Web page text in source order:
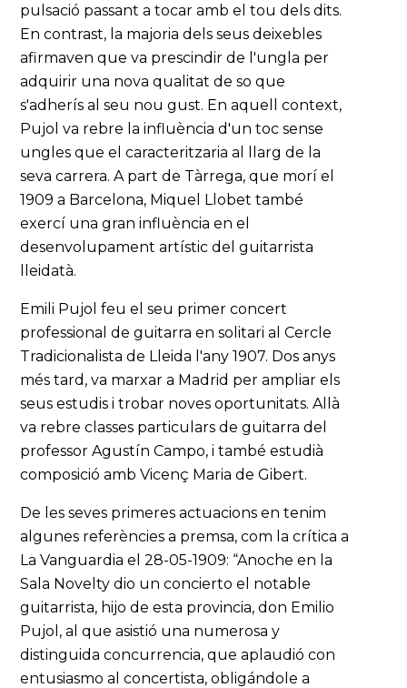
pulsació passant a tocar amb el tou dels dits.
En contrast, la majoria dels seus deixebles
afirmaven que va prescindir de l'ungla per
adquirir una nova qualitat de so que
s'adherís al seu nou gust. En aquell context,
Pujol va rebre la influència d'un toc sense
ungles que el caracteritzaria al llarg de la
seva carrera. A part de Tàrrega, que morí el
1909 a Barcelona, Miquel Llobet també
exercí una gran influència en el
desenvolupament artístic del guitarrista
lleidatà.
Emili Pujol feu el seu primer concert
professional de guitarra en solitari al Cercle
Tradicionalista de Lleida l'any 1907. Dos anys
més tard, va marxar a Madrid per ampliar els
seus estudis i trobar noves oportunitats. Allà
va rebre classes particulars de guitarra del
professor Agustín Campo, i també estudià
composició amb Vicenç Maria de Gibert.
De les seves primeres actuacions en tenim
algunes referències a premsa, com la crítica a
La Vanguardia el 28-05-1909: “Anoche en la
Sala Novelty dio un concierto el notable
guitarrista, hijo de esta provincia, don Emilio
Pujol, al que asistió una numerosa y
distinguida concurrencia, que aplaudió con
entusiasmo al concertista, obligándole a